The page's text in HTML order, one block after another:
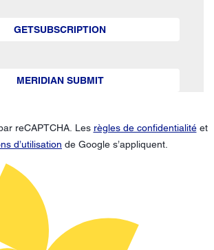
GETSUBSCRIPTION
MERIDIAN SUBMIT
reCAPTCHA. Les règles de confidentialitéet
d’utilisation de Google s’appliquent.